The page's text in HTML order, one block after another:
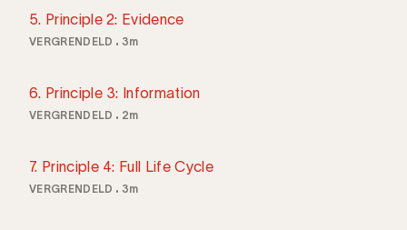
5. Principle 2: Evidence
VERGRENDELD 3m
6. Principle 3: Information
VERGRENDELD 2m
7. Principle 4: Full Life Cycle
VERGRENDELD 3m